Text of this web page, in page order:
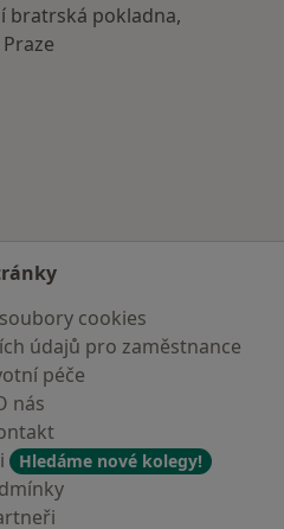
bratrská pokladna,
cookies
údajů pro zaměstnance
péče
nás
Hledáme nové kolegy!